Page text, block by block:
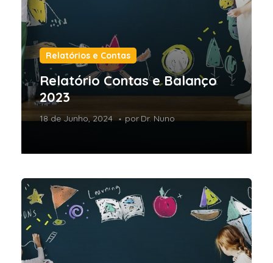
Relatórios e Contas
Relatório Contas e Balanço
2023
18 de Junho, 2024 porDr. Nuno